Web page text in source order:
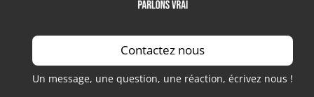
Contactez nous
Un message, une question, une réaction, écrivez nous !